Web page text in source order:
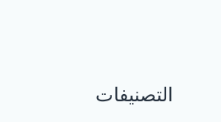
التصنيفات